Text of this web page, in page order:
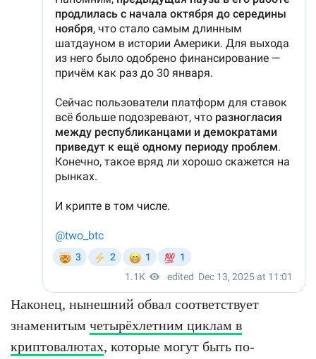
Наконец, нынешний обвал соответствует
знаменитым четырёхлетним циклам в
криптовалютах, которые могут быть по-